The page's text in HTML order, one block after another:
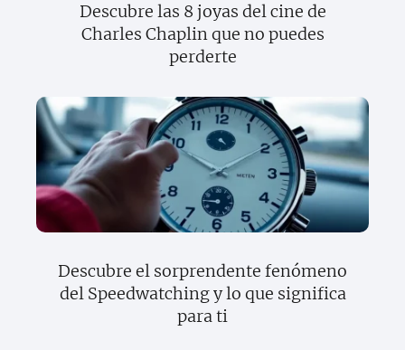
Descubre las 8 joyas del cine de
Charles Chaplin que no puedes
perderte
Descubre el sorprendente fenómeno
del Speedwatching y lo que significa
para ti